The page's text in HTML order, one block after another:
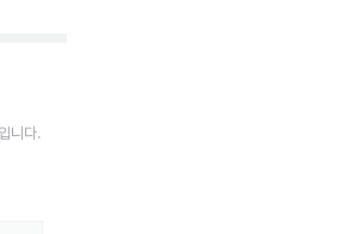
입니다.